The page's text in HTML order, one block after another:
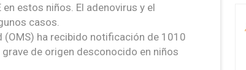
estos niños. El adenovirus y el
casos.
(OMS) ha recibido notificación de 1010
de origen desconocido en niños